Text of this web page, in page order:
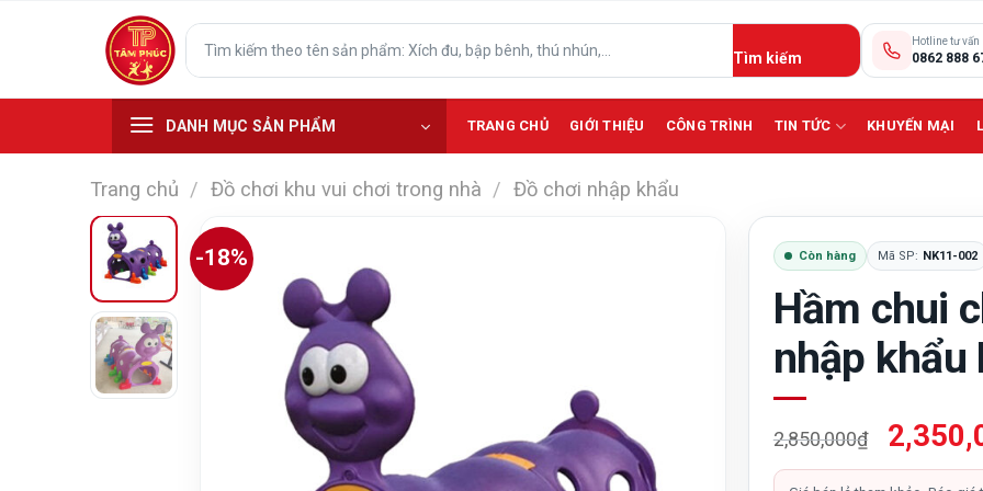
Tìm
kiếm:
Hotline tư vấn
0862 888
DANH MỤC SẢN PHẨM TRANG CHỦ GIỚI THIỆU CÔNG TRÌNH TIN TỨC KHUYẾN MẠI
Trang chủ / Đồ chơi khu vui chơi trong nhà / Đồ chơi nhập khẩu
-18% Còn hàng Mã SP: NK11-002
Hầm chui
nhập khẩu
2,850,000₫
Giá
gốc